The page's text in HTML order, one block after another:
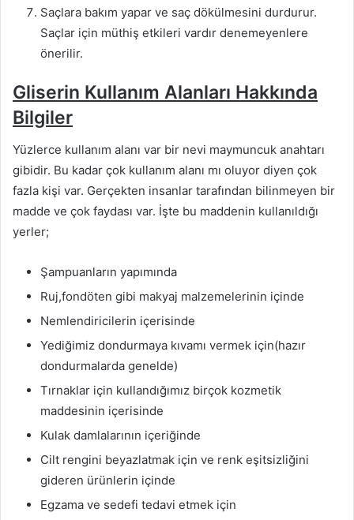
Saçlara bakım yapar ve saç dökülmesini durdurur.
Saçlar için müthiş etkileri vardır denemeyenlere
önerilir.
Gliserin Kullanım Alanları Hakkında
Bilgiler
Yüzlerce kullanım alanı var bir nevi maymuncuk anahtarı
gibidir. Bu kadar çok kullanım alanı mı oluyor diyen çok
fazla kişi var. Gerçekten insanlar tarafından bilinmeyen bir
madde ve çok faydası var. İşte bu maddenin kullanıldığı
yerler;
Şampuanların yapımında
Ruj,fondöten gibi makyaj malzemelerinin içinde
Nemlendiricilerin içerisinde
Yediğimiz dondurmaya kıvamı vermek için(hazır
dondurmalarda genelde)
Tırnaklar için kullandığımız birçok kozmetik
maddesinin içerisinde
Kulak damlalarının içeriğinde
Cilt rengini beyazlatmak için ve renk eşitsizliğini
gideren ürünlerin içinde
Egzama ve sedefi tedavi etmek için